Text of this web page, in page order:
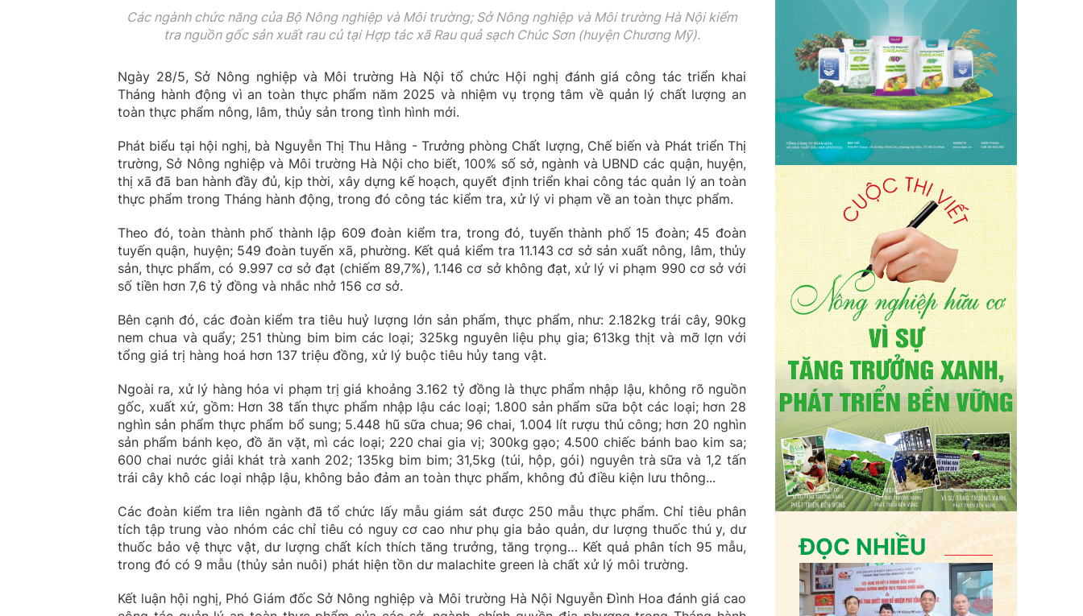
Các ngành chức năng của Bộ Nông nghiệp và Môi trường; Sở Nông nghiệp và Môi trường Hà Nội kiểm
tra nguồn gốc sản xuất rau củ tại Hợp tác xã Rau quả sạch Chúc Sơn (huyện Chương Mỹ).
Ngày 28/5, Sở Nông nghiệp và Môi trường Hà Nội tổ chức Hội nghị đánh giá công tác triển khai
Tháng hành động vì an toàn thực phẩm năm 2025 và nhiệm vụ trọng tâm về quản lý chất lượng an
toàn thực phẩm nông, lâm, thủy sản trong tình hình mới.
Phát biểu tại hội nghị, bà Nguyễn Thị Thu Hằng - Trưởng phòng Chất lượng, Chế biến và Phát triển Thị
trường, Sở Nông nghiệp và Môi trường Hà Nội cho biết, 100% số sở, ngành và UBND các quận, huyện,
thị xã đã ban hành đầy đủ, kịp thời, xây dựng kế hoạch, quyết định triển khai công tác quản lý an toàn
thực phẩm trong Tháng hành động, trong đó công tác kiểm tra, xử lý vi phạm về an toàn thực phẩm.
Theo đó, toàn thành phố thành lập 609 đoàn kiểm tra, trong đó, tuyến thành phố 15 đoàn; 45 đoàn
tuyến quận, huyện; 549 đoàn tuyến xã, phường. Kết quả kiểm tra 11.143 cơ sở sản xuất nông, lâm, thủy
sản, thực phẩm, có 9.997 cơ sở đạt (chiếm 89,7%), 1.146 cơ sở không đạt, xử lý vi phạm 990 cơ sở với
số tiền hơn 7,6 tỷ đồng và nhắc nhở 156 cơ sở.
Bên cạnh đó, các đoàn kiểm tra tiêu huỷ lượng lớn sản phẩm, thực phẩm, như: 2.182kg trái cây, 90kg
nem chua và quẩy; 251 thùng bim bim các loại; 325kg nguyên liệu phụ gia; 613kg thịt và mỡ lợn với
tổng giá trị hàng hoá hơn 137 triệu đồng, xử lý buộc tiêu hủy tang vật.
Ngoài ra, xử lý hàng hóa vi phạm trị giá khoảng 3.162 tỷ đồng là thực phẩm nhập lậu, không rõ nguồn
gốc, xuất xứ, gồm: Hơn 38 tấn thực phẩm nhập lậu các loại; 1.800 sản phẩm sữa bột các loại; hơn 28
nghìn sản phẩm thực phẩm bổ sung; 5.448 hũ sữa chua; 96 chai, 1.004 lít rượu thủ công; hơn 20 nghìn
sản phẩm bánh kẹo, đồ ăn vặt, mì các loại; 220 chai gia vị; 300kg gạo; 4.500 chiếc bánh bao kim sa;
600 chai nước giải khát trà xanh 202; 135kg bim bim; 31,5kg (túi, hộp, gói) nguyên trà sữa và 1,2 tấn
trái cây khô các loại nhập lậu, không bảo đảm an toàn thực phẩm, không đủ điều kiện lưu thông...
Các đoàn kiểm tra liên ngành đã tổ chức lấy mẫu giám sát được 250 mẫu thực phẩm. Chỉ tiêu phân
tích tập trung vào nhóm các chỉ tiêu có nguy cơ cao như phụ gia bảo quản, dư lượng thuốc thú y, dư
thuốc bảo vệ thực vật, dư lượng chất kích thích tăng trưởng, tăng trọng… Kết quả phân tích 95 mẫu,
trong đó có 9 mẫu (thủy sản nuôi) phát hiện tồn dư malachite green là chất xử lý môi trường.
Kết luận hội nghị, Phó Giám đốc Sở Nông nghiệp và Môi trường Hà Nội Nguyễn Đình Hoa đánh giá cao
ĐỌC NHIỀU